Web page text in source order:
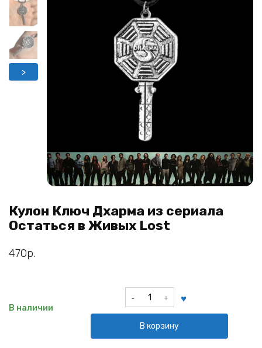
>
Кулон Ключ Дхарма из сериала
Остаться в Живых Lost
470р.
В наличии
Количество
товара
Ключ
Дхарма
В корзину